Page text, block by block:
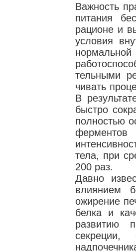
Важность
питания
рационе и
условия
тельными
чивать
В
быстро
полностью
ферментов
тела, при
200 раз.
Давно
влиянием
ожирение
белка и
развитию